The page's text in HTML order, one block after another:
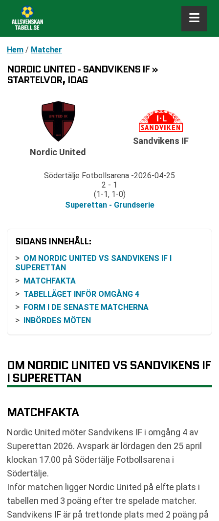
Hem / Matcher
NORDIC UNITED - SANDVIKENS IF »
STARTELVOR, IDAG
Nordic United
Södertälje Fotbollsarena 2026-04-25
2 - 1
(1-1, 1-0)
Superettan - Grundserie
Sandvikens IF
SIDANS INNEHÅLL:
OM NORDIC UNITED VS SANDVIKENS IF I
SUPERETTAN
MATCHFAKTA
TABELLÄGET INFÖR OMGÅNG 4
FORM I DE SENASTE MATCHERNA
INBÖRDES MÖTEN
LÄGET INFÖR KOMMANDE OMGÅNGAR
KLUBBARNA I KORTHET
VANLIGA FRÅGOR OM NORDIC UNITED VS
TABELL
OM NORDIC UNITED VS SANDVIKENS IF
I SUPERETTAN
MATCHFAKTA
Nordic United möter Sandvikens IF i omgång 4 av
Superettan 2026. Avspark är lördagen den 25 april
klockan 17.00 på Södertälje Fotbollsarena i
Södertälje.
Inför matchen ligger Nordic United på elfte plats i
tabellen med 3 poäng efter tre spelade matcher.
Sandvikens IF är på trettonde plats med 2 poäng på